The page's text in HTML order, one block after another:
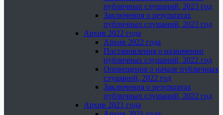
публичных слушаний, 2023 год
Заключения о результатах
публичных слушаний, 2023 год
Архив 2022 года
Архив 2022 года
Постановления о назначении
публичных слушаний, 2022 год
Оповещения о начале публичных
слушаний, 2022 год
Заключения о результатах
публичных слушаний, 2022 год
Архив 2021 года